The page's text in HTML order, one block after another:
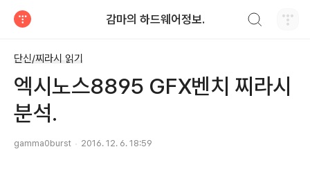
감마의 하드웨어정보.
단신/찌라시 읽기
엑시노스8895 GFX벤치 찌라시
분석.
gamma0burst 2016. 12. 6. 18:59